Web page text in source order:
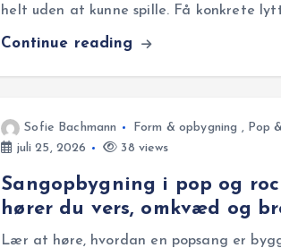
helt uden at kunne spille. Få konkrete
Continue reading
Sofie Bachmann Form & opbygning , Pop
juli 25, 2026
38 views
Sangopbygning i pop og
hører du vers, omkvæd og
Lær at høre, hvordan en popsang er